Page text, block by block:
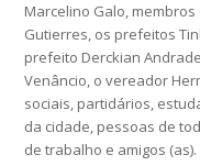
Marcelino Galo,
Gutierres, os prefeitos
prefeito Derckian
Venâncio, o vereador
sociais, partidários,
da cidade, pessoas de
de trabalho e amigos (as).